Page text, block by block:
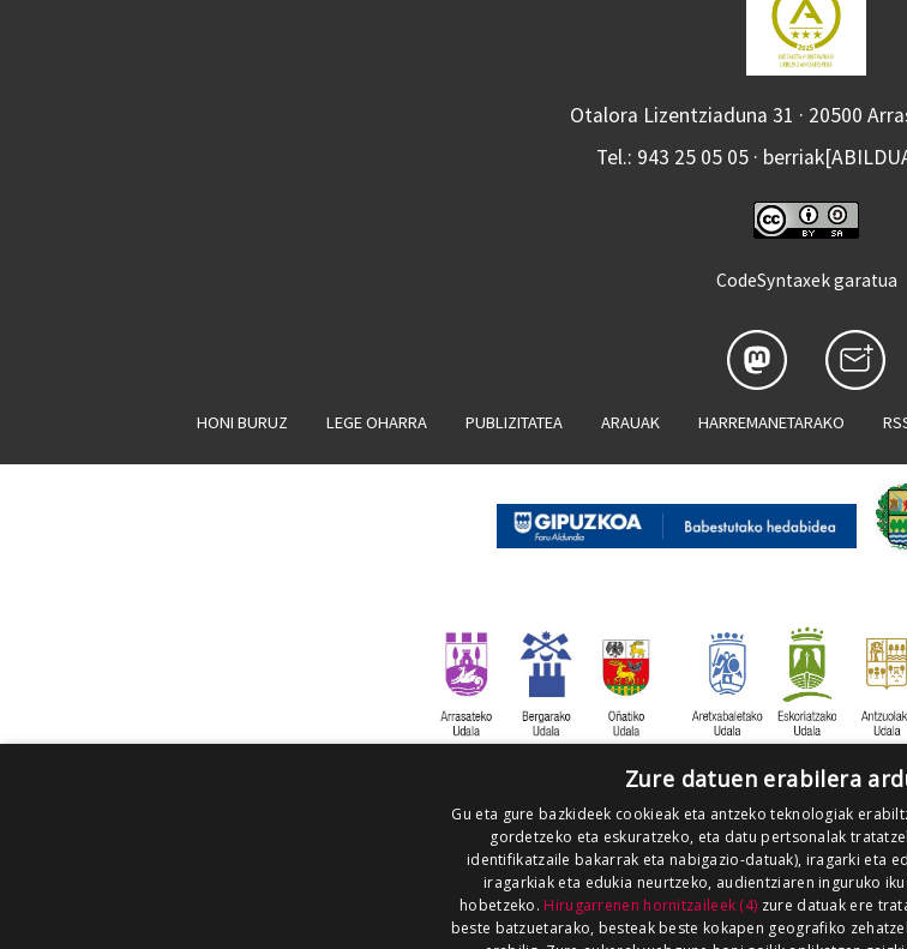
Otalora Lizentziaduna 31 · 20500
Tel.: 943 25 05 05 ·
CodeSyntaxek garatua
HONI BURUZ LEGE OHARRA PUBLIZITATEA ARAUAK HARREMANETARAKO
Zure datuen erabilera
Gu eta gure bazkideek cookieak eta antzeko teknologiak
gordetzeko eta eskuratzeko, eta datu pertsonalak
identifikatzaile bakarrak eta nabigazio-datuak), iragarki eta
iragarkiak eta edukia neurtzeko, audientziaren inguruko
hobetzeko. Hirugarrenen hornitzaileek (4) zure datuak ere
beste batzuetarako, besteak beste kokapen geografiko